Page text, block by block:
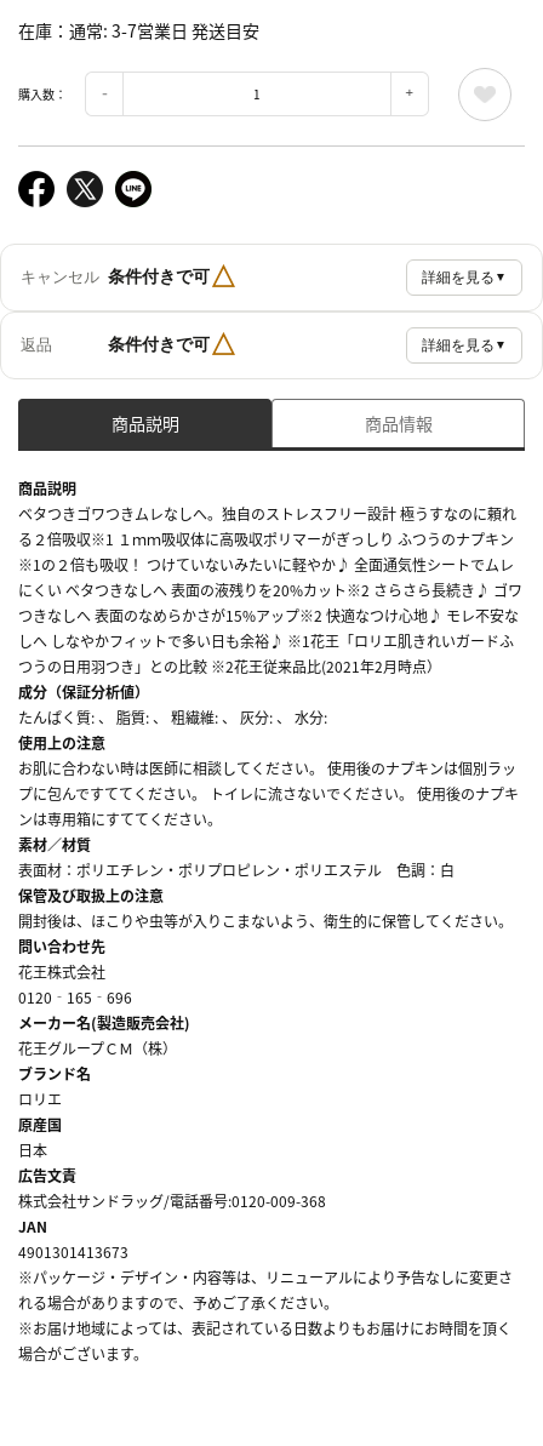
在庫 通常: 3-7営業日 発送目安
購入数：
キャンセル 条件付きで可△ 詳細を見る ▼
返品 条件付きで可△ 詳細を見る ▼
商品説明 商品情報
商品説明
ベタつきゴワつきムレなしへ。独自のストレスフリー設計 極うすなのに頼れ
る２倍吸収※1 １ｍｍ吸収体に高吸収ポリマーがぎっしり ふつうのナプキン
※1の２倍も吸収！ つけていないみたいに軽やか♪ 全面通気性シートでムレ
にくい ベタつきなしへ 表面の液残りを20%カット※2 さらさら長続き♪ ゴワ
つきなしへ 表面のなめらかさが15%アップ※2 快適なつけ心地♪ モレ不安な
しへ しなやかフィットで多い日も余裕♪ ※1花王「ロリエ肌きれいガードふ
つうの日用羽つき」との比較 ※2花王従来品比(2021年2月時点）
成分（保証分析値）
たんぱく質: 、 脂質: 、 粗繊維: 、 灰分: 、 水分:
使用上の注意
お肌に合わない時は医師に相談してください。 使用後のナプキンは個別ラッ
プに包んですててください。 トイレに流さないでください。 使用後のナプキ
ンは専用箱にすててください。
素材／材質
表面材：ポリエチレン・ポリプロピレン・ポリエステル 色調：白
保管及び取扱上の注意
開封後は、ほこりや虫等が入りこまないよう、衛生的に保管してください。
問い合わせ先
花王株式会社
0120‐165‐696
メーカー名(製造販売会社)
花王グループＣＭ（株）
ブランド名
ロリエ
原産国
日本
広告文責
株式会社サンドラッグ/電話番号:0120-009-368
JAN
4901301413673
※パッケージ・デザイン・内容等は、リニューアルにより予告なしに変更さ
れる場合がありますので、予めご了承ください。
※お届け地域によっては、表記されている日数よりもお届けにお時間を頂く
場合がございます。